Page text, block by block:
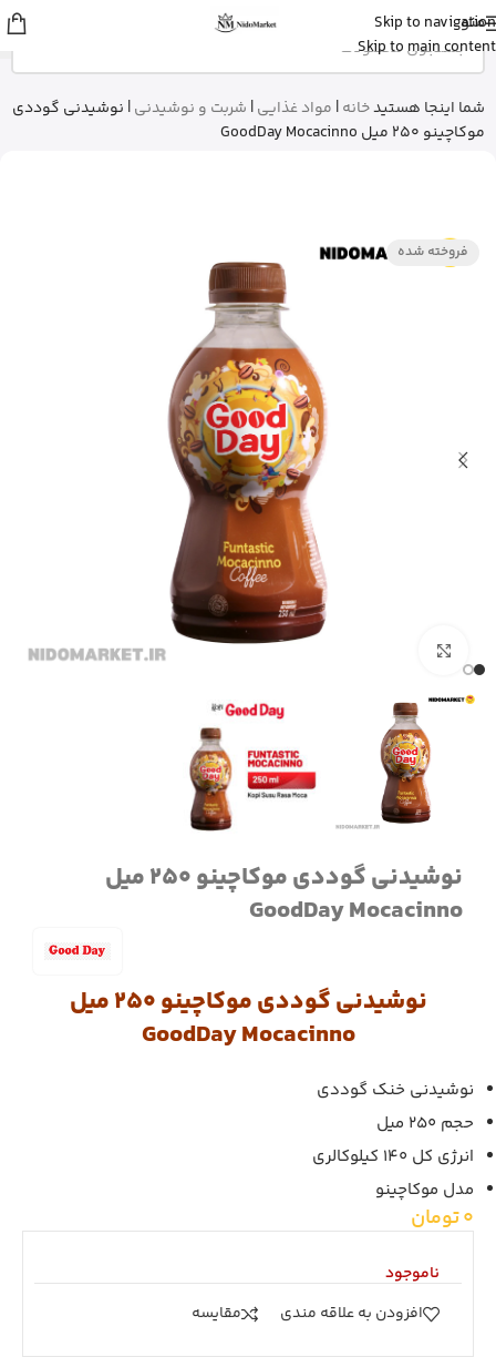
Skip to navigation
Skip to main content
منو
شما اینجا هستیدخانه| مواد غذایی| شربت و نوشیدنی| نوشیدنی گوددی
موکاچینو 250 میل GoodDay Mocacinno
فروخته شده
برای بزرگنمایی کلیک کنید
نوشیدنی گوددی موکاچینو 250 میل
GoodDay Mocacinno
نوشیدنی گوددی موکاچینو 250 میل
GoodDay Mocacinno
نوشیدنی خنک گوددی
حجم 250 میل
انرژی کل 140 کیلوکالری
مدل موکاچینو
0تومان
ناموجود
افزودن به علاقه مندی
مقايسه
زهرااز گرگان
کپسول پریورین بایر آلمان رو خرید کرد